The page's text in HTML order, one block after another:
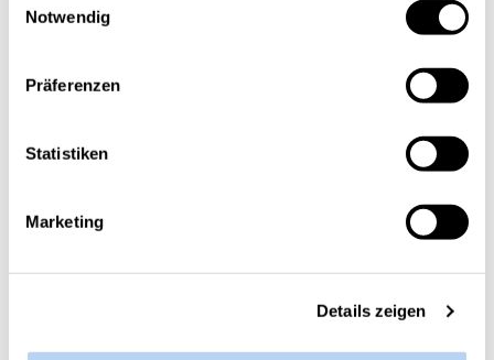
Notwendig
Präferenzen
Statistiken
Marketing
Details zeigen